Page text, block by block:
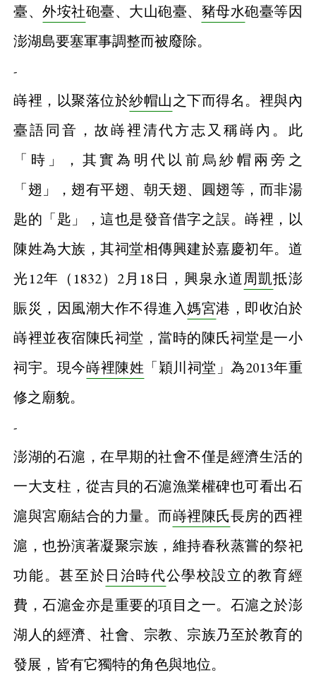
臺、外垵社砲臺、大山砲臺、 豬母水砲臺等因
澎湖島要塞軍事調整而被廢除。
-
嵵裡，以聚落位於紗帽山之下而得名。裡與內
臺語同音，故嵵裡清代方志又稱嵵內。此
「時」，其實為明代以前烏紗帽兩旁之
「翅」，翅有平翅、朝天翅、圓翅等，而非湯
匙的「匙」，這也是發音借字之誤。嵵裡，以
陳姓為大族，其祠堂相傳興建於嘉慶初年。道
光12年（1832）2月18日，興泉永道周凱抵澎
賑災，因風潮大作不得進入媽宮港，即收泊於
嵵裡並夜宿陳氏祠堂，當時的陳氏祠堂是一小
祠宇。現今嵵裡陳姓 「穎川祠堂」為2013年重
修之廟貌。
-
澎湖的石滬，在早期的社會不僅是經濟生活的
一大支柱，從吉貝的石滬漁業權碑也可看出石
滬與宮廟結合的力量。而嵵裡陳氏長房的西裡
滬，也扮演著凝聚宗族，維持春秋蒸嘗的祭祀
功能。甚至於日治時代公學校設立的教育經
費，石滬金亦是重要的項目之一。石滬之於澎
湖人的經濟、社會、宗教、宗族乃至於教育的
發展，皆有它獨特的角色與地位。